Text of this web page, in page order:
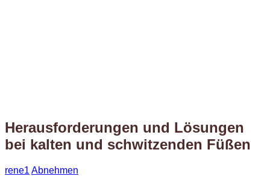
Herausforderungen und Lösungen
bei kalten und schwitzenden Füßen
rene1 Abnehmen